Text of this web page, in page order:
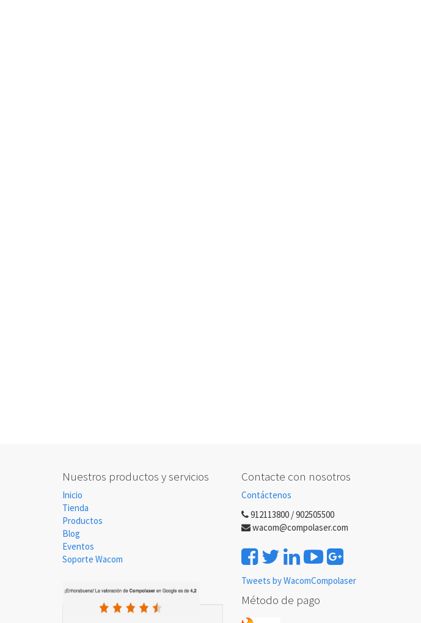
Nuestros productos y servicios
Inicio
Tienda
Productos
Blog
Eventos
Soporte Wacom
Contacte con nosotros
Contáctenos
912113800 / 902505500
wacom@compolaser.com
Tweets by WacomCompolaser
Método de pago